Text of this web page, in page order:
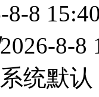
8-8
2026-8-8
统默认